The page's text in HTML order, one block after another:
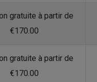
gratuite à partir de
€170.00
gratuite à partir de
€170.00